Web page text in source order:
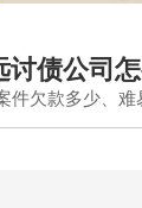
讨债公司
件欠款多少、难